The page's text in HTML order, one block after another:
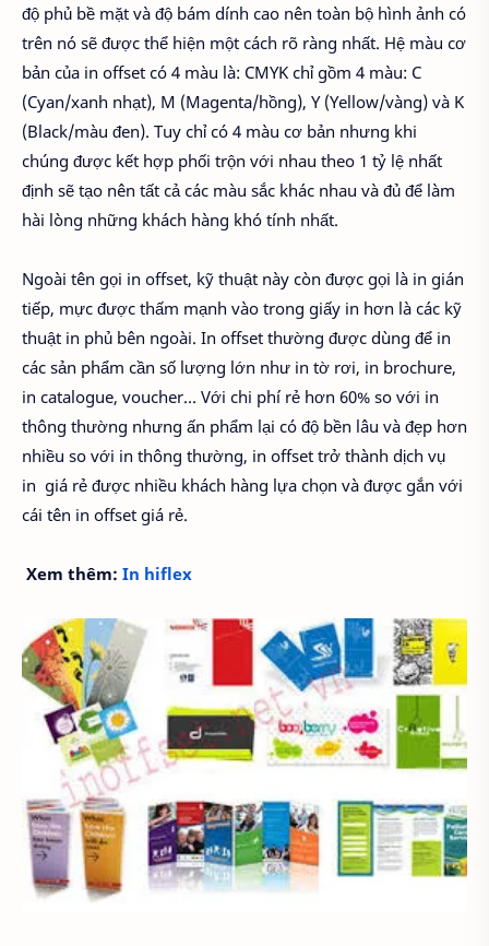
độ phủ bề mặt và độ bám dính cao nên toàn bộ hình ảnh có
trên nó sẽ được thể hiện một cách rõ ràng nhất. Hệ màu cơ
bản của in offset có 4 màu là: CMYK chỉ gồm 4 màu: C
(Cyan/xanh nhạt), M (Magenta/hồng), Y (Yellow/vàng) và K
(Black/màu đen). Tuy chỉ có 4 màu cơ bản nhưng khi
chúng được kết hợp phối trộn với nhau theo 1 tỷ lệ nhất
định sẽ tạo nên tất cả các màu sắc khác nhau và đủ để làm
hài lòng những khách hàng khó tính nhất.
Ngoài tên gọi in offset, kỹ thuật này còn được gọi là in gián
tiếp, mực được thấm mạnh vào trong giấy in hơn là các kỹ
thuật in phủ bên ngoài. In offset thường được dùng để in
các sản phẩm cần số lượng lớn như in tờ rơi, in brochure,
in catalogue, voucher… Với chi phí rẻ hơn 60% so với in
thông thường nhưng ấn phẩm lại có độ bền lâu và đẹp hơn
nhiều so với in thông thường, in offset trở thành dịch vụ
in giá rẻ được nhiều khách hàng lựa chọn và được gắn với
cái tên in offset giá rẻ.
Xem thêm: In hiflex